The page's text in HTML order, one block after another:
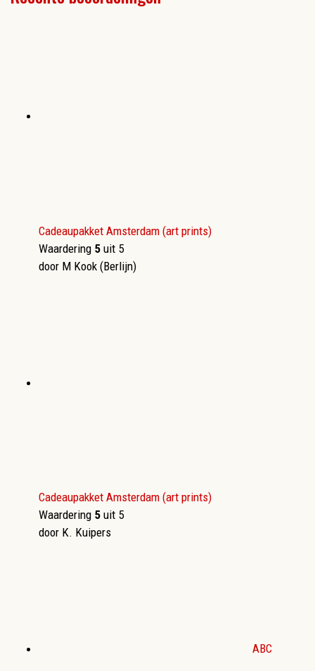
Cadeaupakket Amsterdam (art prints)
Waardering 5 uit 5
door M Kook (Berlijn)
Cadeaupakket Amsterdam (art prints)
Waardering 5 uit 5
door K. Kuipers
ABC